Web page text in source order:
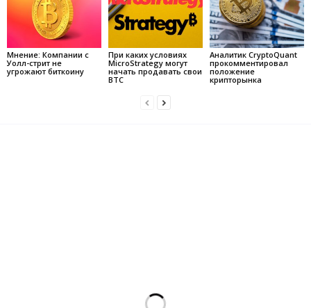
Мнение: Компании с
Уолл-стрит не
угрожают биткоину
При каких условиях
MicroStrategy могут
начать продавать свои
BTC
Аналитик CryptoQuant
прокомментировал
положение
крипторынка